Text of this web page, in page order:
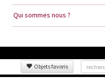
Qui sommes nous ?
Objets favoris